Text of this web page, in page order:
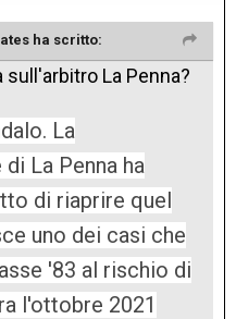
ha scritto:
La Penna?
La
La Penna ha
di riaprire quel
uno dei casi che
'83 al rischio di
l'ottobre 2021